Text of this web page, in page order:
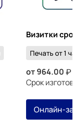
Визитки
Печать от 1 часа
от964.00
Срок
Онлайн-